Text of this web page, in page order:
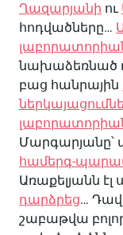
Ղազարյանի ու
հոդվածները…
նախաձեռնած
բաց հանրային
Մարգարյանը՝
համերգ-
Առաքելյանն
դարձրեց…
շաբաթվա բոլոր